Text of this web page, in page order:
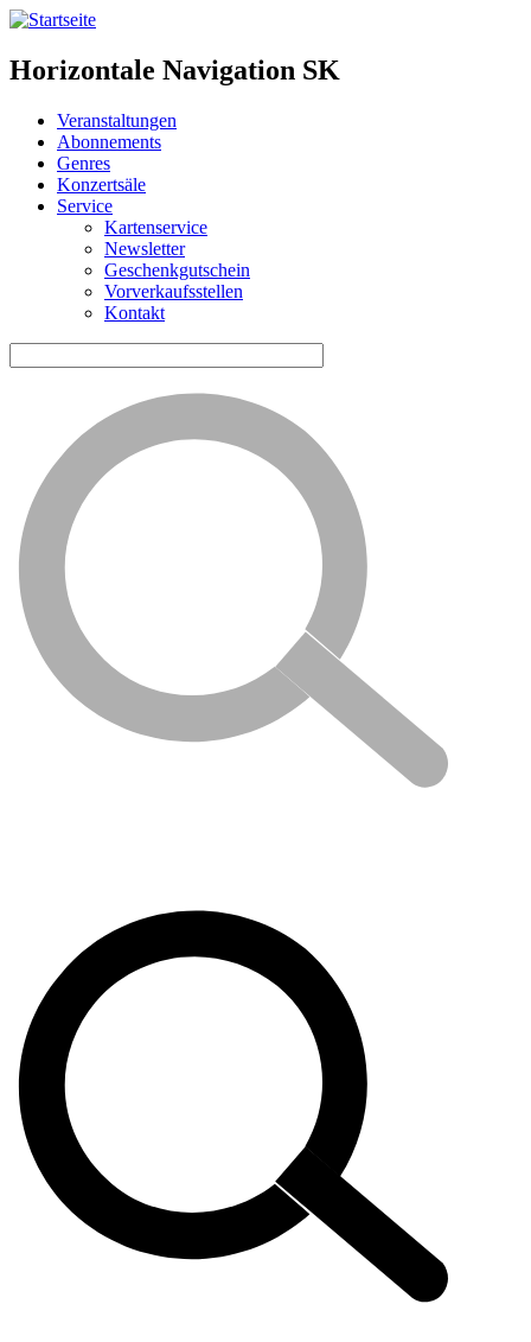
Horizontale Navigation SK
Veranstaltungen
Abonnements
Genres
Konzertsäle
Service
Kartenservice
Newsletter
Geschenkgutschein
Vorverkaufsstellen
Kontakt